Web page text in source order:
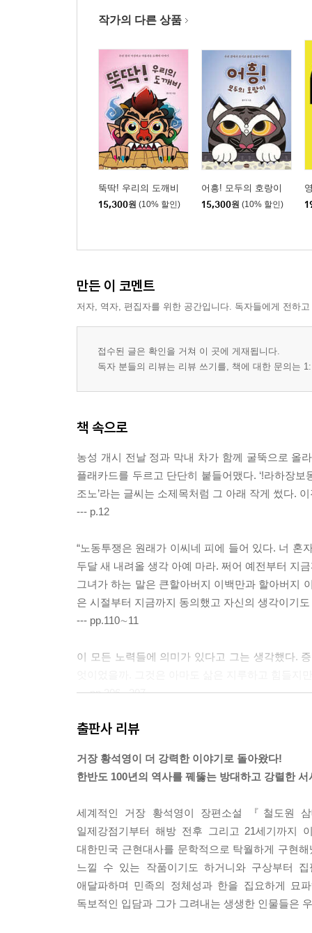
작가의 다른 상품
뚝딱! 우리의 도깨비
15,300원 (10% 할인)
어흥! 모두의 호랑이
15,300원 (10% 할인)
만든 이 코멘트
저자, 역자, 편집자를 위한 공간입니다. 독자들에게 전하
접수된 글은 확인을 거쳐 이 곳에 게재됩니다.
독자 분들의 리뷰는 리뷰 쓰기를, 책에 대한 문의는
책 속으로
농성 개시 전날 정과 막내 차가 함께 굴뚝으로 올
플래카드를 두르고 단단히 붙들어맸다. ‘!라하장
조노’라는 글씨는 소제목처럼 그 아래 작게 썼다.
--- p.12
“노동투쟁은 원래가 이씨네 피에 들어 있다. 너
두달 새 내려올 생각 아예 마라. 쩌어 예전부터 지
그녀가 하는 말은 큰할아버지 이백만과 할아버지
은 시절부터 지금까지 동의했고 자신의 생각이기
--- pp.110∼11
이 모든 노력들에 의미가 있다고 그는 생각했다.
--- pp.206∼207
“너 굴뚝 위에 혼자 있는 거 같지?”
그녀는 손자의 손목을 잡아 이끌었다.
“저어기 하늘에 별들 좀 보아. 수백 수천만의 사람
--- p.213
모녀는 저녁조차 먹지 못하고 고구마까지 빼앗겨
부르짖었다.
“같이 좀 살자, 못된 것들아. 같이 좀 살아.”
이진오는 그녀가 말하려던 충분한 한마디가 바로
출판사 리뷰
거장 황석영이 더 강력한 이야기로 돌아왔다!
한반도 100년의 역사를 꿰뚫는 방대하고 강렬한 서
세계적인 거장 황석영이 장편소설 『철도원
일제강점기부터 해방 전후 그리고 21세기까지
대한민국 근현대사를 문학적으로 탁월하게 구현
느낄 수 있는 작품이기도 하거니와 구상부터
애달파하며 민족의 정체성과 한을 집요하게 묘
독보적인 입담과 그가 그려내는 생생한 인물들은